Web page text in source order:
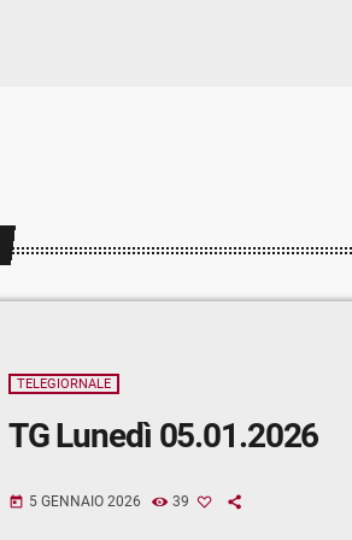
TELEGIORNALE
TG Lunedì 05.01.2026
today 5 GENNAIO 2026 39